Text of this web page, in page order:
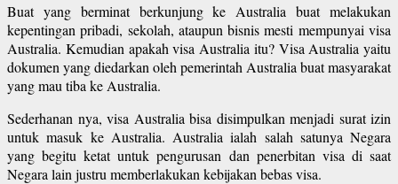
Buat yang berminat berkunjung ke Australia buat melakukan
kepentingan pribadi, sekolah, ataupun bisnis mesti mempunyai visa
Australia. Kemudian apakah visa Australia itu? Visa Australia yaitu
dokumen yang diedarkan oleh pemerintah Australia buat masyarakat
yang mau tiba ke Australia.
Sederhanan nya, visa Australia bisa disimpulkan menjadi surat izin
untuk masuk ke Australia. Australia ialah salah satunya Negara
yang begitu ketat untuk pengurusan dan penerbitan visa di saat
Negara lain justru memberlakukan kebijakan bebas visa.